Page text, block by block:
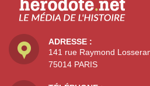
ADRESSE :
141 rue Raymond
75014 PARIS